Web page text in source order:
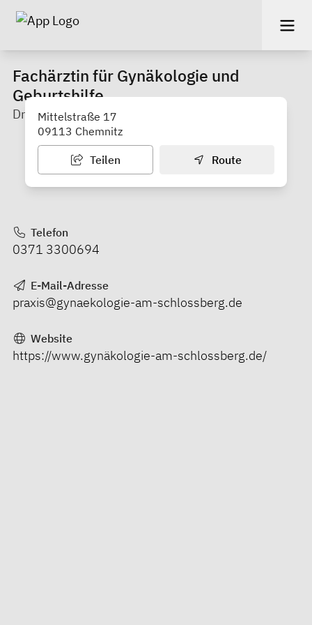
Fachärztin für Gynäkologie und
Geburtshilfe
Dr. med. Edith Gusenbauer
Mittelstraße 17
09113 Chemnitz
Teilen Route
Telefon
0371 3300694
E-Mail-Adresse
praxis@gynaekologie-am-schlossberg.de
Website
https://www.gynäkologie-am-schlossberg.de/